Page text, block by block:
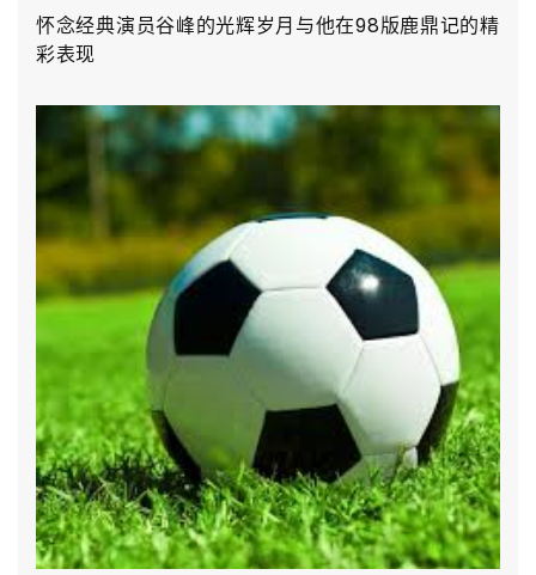
怀念经典演员谷峰的光辉岁月与他在98版鹿鼎记的精
彩表现